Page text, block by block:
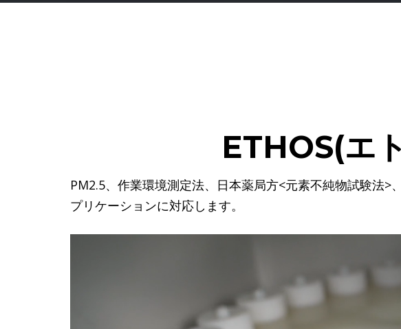
ETHOS(エ
PM2.5、作業環境測定法、日本薬局方<元素不純物試験法>
プリケーションに対応します。